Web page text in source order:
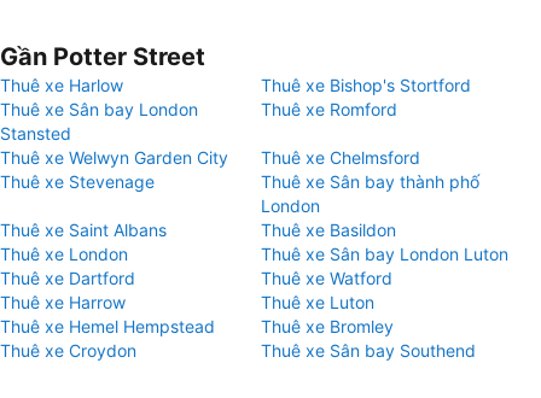
Gần Potter Street
Thuê xe Harlow
Thuê xe Bishop's Stortford
Thuê xe Sân bay London
Stansted
Thuê xe Romford
Thuê xe Welwyn Garden City
Thuê xe Chelmsford
Thuê xe Stevenage
Thuê xe Sân bay thành phố
London
Thuê xe Saint Albans
Thuê xe Basildon
Thuê xe London
Thuê xe Sân bay London Luton
Thuê xe Dartford
Thuê xe Watford
Thuê xe Harrow
Thuê xe Luton
Thuê xe Hemel Hempstead
Thuê xe Bromley
Thuê xe Croydon
Thuê xe Sân bay Southend